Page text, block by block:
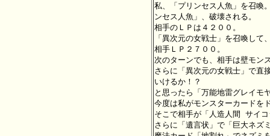
私、「プリンセス人魚」を召喚
ンセス人魚」、破壊される。
相手のＬＰは４２００。
「異次元の女戦士」を召喚し
相手ＬＰ２７００。
次のターンでも、相手は壁モン
さらに「異次元の女戦士」で直
いけるか！？
と思ったら「万能地雷グレイモ
今度は私がモンスターカードを
そこで相手が「人造人間 サイ
さらに「遺言状」で「巨大ネズ